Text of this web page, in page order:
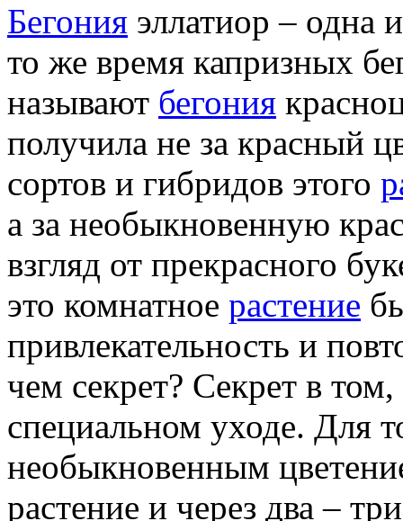
Бегония эллатиор – одна
то же время капризных
называют бегония
получила не за красный
сортов и гибридов этого
а за необыкновенную
взгляд от прекрасного
это комнатное растение
привлекательность и
чем секрет? Секрет в
специальном уходе. Для
необыкновенным
растение и через два –